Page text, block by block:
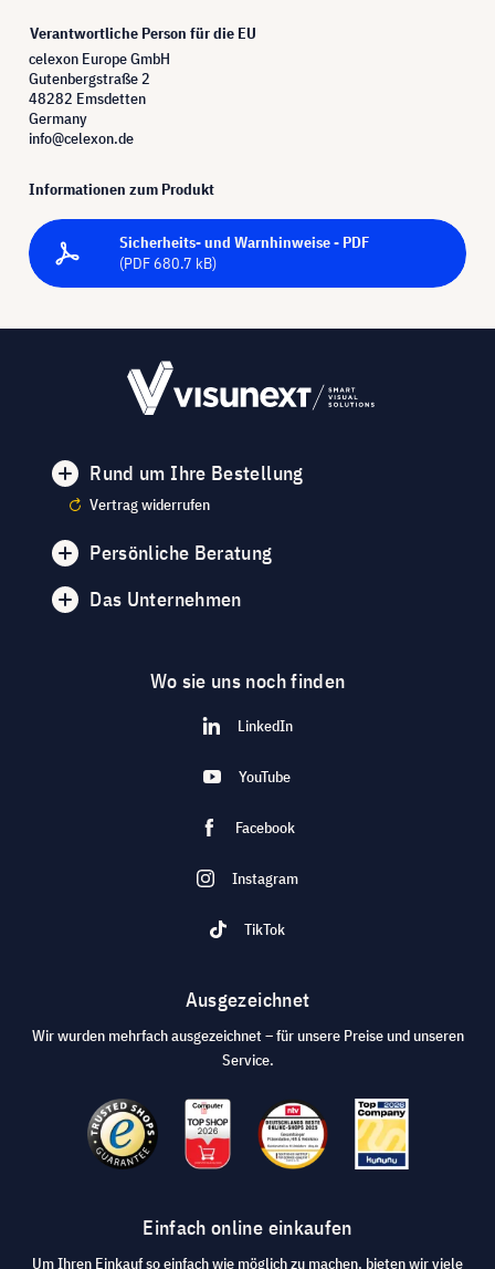
Verantwortliche Person für die EU
celexon Europe GmbH
Gutenbergstraße 2
48282 Emsdetten
Germany
info@celexon.de
Informationen zum Produkt
Sicherheits- und Warnhinweise - PDF
(PDF 680.7 kB)
Rund um Ihre Bestellung
Vertrag widerrufen
Persönliche Beratung
Das Unternehmen
Wo sie uns noch finden
LinkedIn
YouTube
Facebook
Instagram
TikTok
Ausgezeichnet
Wir wurden mehrfach ausgezeichnet – für unsere Preise und unseren
Service.
Einfach online einkaufen
Um Ihren Einkauf so einfach wie möglich zu machen, bieten wir viele